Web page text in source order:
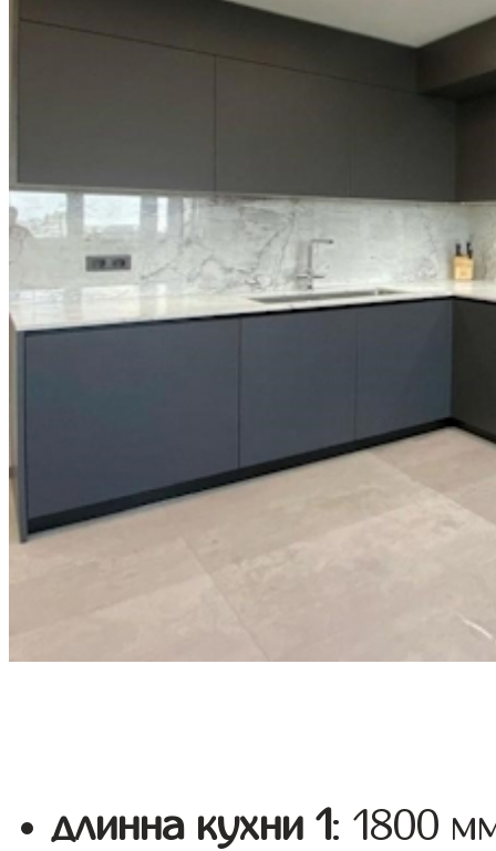
длинна кухни 1: 1800